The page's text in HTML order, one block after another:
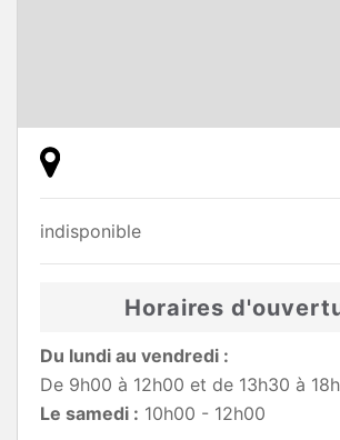
indisponible
Horaires
Du lundi au vendredi :
De 9h00 à 12h00 et de 13h30 à
Le samedi : 10h00 - 12h00